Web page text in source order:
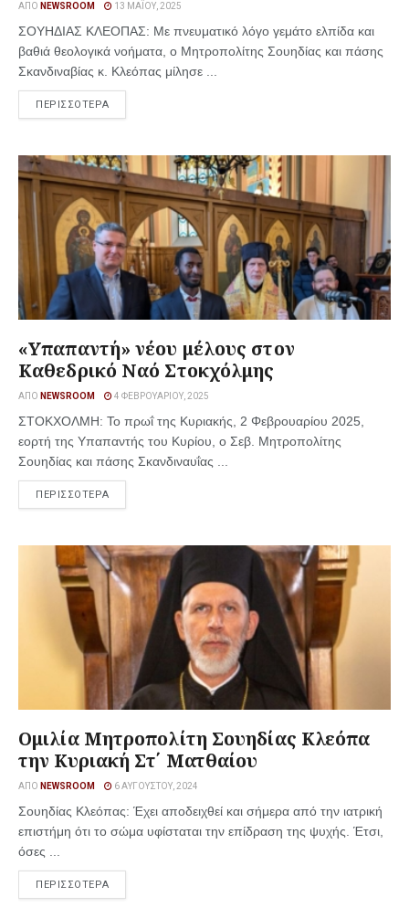
ΑΠΌ NEWSROOM 13 ΜΑΪ́ΟΥ, 2025
ΣΟΥΗΔΙΑΣ ΚΛΕΟΠΑΣ: Με πνευματικό λόγο γεμάτο ελπίδα και
βαθιά θεολογικά νοήματα, ο Μητροπολίτης Σουηδίας και πάσης
Σκανδιναβίας κ. Κλεόπας μίλησε ...
ΠΕΡΙΣΣΟΤΕΡΑ
«Υπαπαντή» νέου μέλους στον
Καθεδρικό Ναό Στοκχόλμης
ΑΠΌ NEWSROOM 4 ΦΕΒΡΟΥΑΡΊΟΥ, 2025
ΣΤΟΚΧΟΛΜΗ: Το πρωΐ της Κυριακής, 2 Φεβρουαρίου 2025,
εορτή της Υπαπαντής του Κυρίου, ο Σεβ. Μητροπολίτης
Σουηδίας και πάσης Σκανδιναυΐας ...
ΠΕΡΙΣΣΟΤΕΡΑ
Ομιλία Μητροπολίτη Σουηδίας Κλεόπα
την Κυριακή Στ΄ Ματθαίου
ΑΠΌ NEWSROOM 6 ΑΥΓΟΎΣΤΟΥ, 2024
Σουηδίας Κλεόπας: Έχει αποδειχθεί και σήμερα από την ιατρική
επιστήμη ότι το σώμα υφίσταται την επίδραση της ψυχής. Έτσι,
όσες ...
ΠΕΡΙΣΣΟΤΕΡΑ